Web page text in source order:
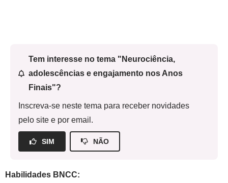
Tem interesse no tema "Neurociência,
adolescências e engajamento nos Anos
Finais"?
Inscreva-se neste tema para receber novidades
pelo site e por email.
SIM NÃO
Habilidades BNCC: